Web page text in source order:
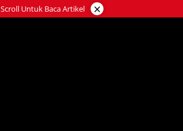
Scroll Untuk Baca Artikel ×